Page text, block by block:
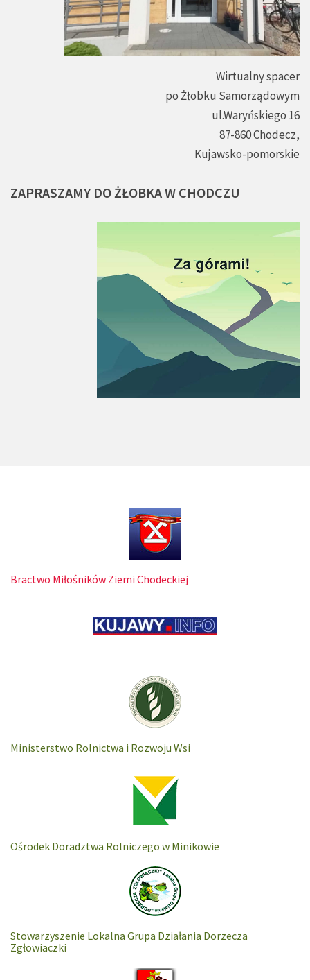
Wirtualny spacer
po Żłobku Samorządowym
ul.Waryńskiego 16
87-860 Chodecz,
Kujawsko-pomorskie
ZAPRASZAMY DO ŻŁOBKAW CHODCZU
Bractwo Miłośników Ziemi Chodeckiej
Ministerstwo Rolnictwa i Rozwoju Wsi
Ośrodek Doradztwa Rolniczego w Minikowie
Stowarzyszenie Lokalna Grupa Działania Dorzecza
Zgłowiaczki